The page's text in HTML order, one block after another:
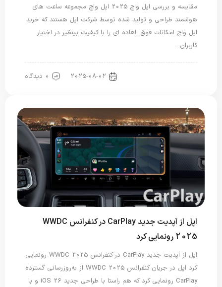
مقایسه و بررسی اپل واچ 2025 اپل واچ مجموعه ساعت های
هوشمند طراحی و تولید شده توسط شرکت اپل هستند که خرید
اپل واچ امکانات فوق العاده ای را با کیفیت بینظیر در اختیار
کاربران…
2025-08-02 0 دیدگاه
اپل از آپدیت جدید CarPlay در کنفرانس WWDC
2025 رونمایی کرد
اپل از آپدیت جدید CarPlay در کنفرانس WWDC 2025 رونمایی
کرد اپل در جریان کنفرانس WWDC 2025 از به‌روزرسانی گسترده
CarPlay رونمایی کرد که هم راستا با طراحی جدید iOS 26 و با